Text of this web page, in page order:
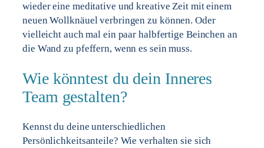
wieder eine meditative und kreative Zeit mit einem
neuen Wollknäuel verbringen zu können. Oder
vielleicht auch mal ein paar halbfertige Beinchen an
die Wand zu pfeffern, wenn es sein muss.
Wie könntest du dein Inneres
Team gestalten?
Kennst du deine unterschiedlichen
Persönlichkeitsanteile? Wie verhalten sie sich